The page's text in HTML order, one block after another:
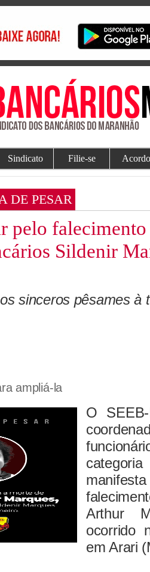
Sindicato Filie-se
DE PESAR
pelo
Sildenir
sinceros pêsames à
ampliá-la
O
Arthur
ocorrido
em Arari